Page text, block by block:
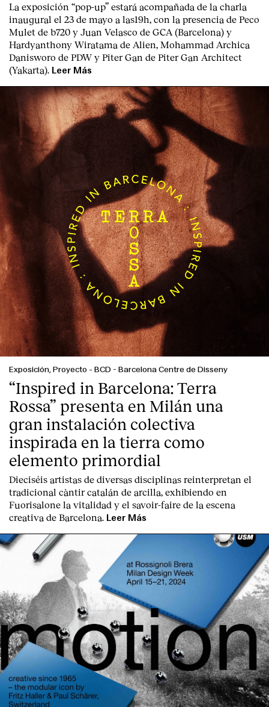
Contacto
La exposición “pop-up” estará acompañada de la charla
inaugural el 23 de mayo a las19h, con la presencia de Peco
Mulet de b720 y Juan Velasco de GCA (Barcelona) y
Hardyanthony Wiratama de Alien, Mohammad Archica
Danisworo de PDW y Piter Gan de Piter Gan Architect
(Yakarta). Leer Más
Exposición, Proyecto - BCD - Barcelona Centre de Disseny
“Inspired in Barcelona: Terra
Rossa” presenta en Milán una
gran instalación colectiva
inspirada en la tierra como
elemento primordial
Dieciséis artistas de diversas disciplinas reinterpretan el
tradicional càntir catalán de arcilla, exhibiendo en
Fuorisalone la vitalidad y el savoir-faire de la escena
creativa de Barcelona. Leer Más